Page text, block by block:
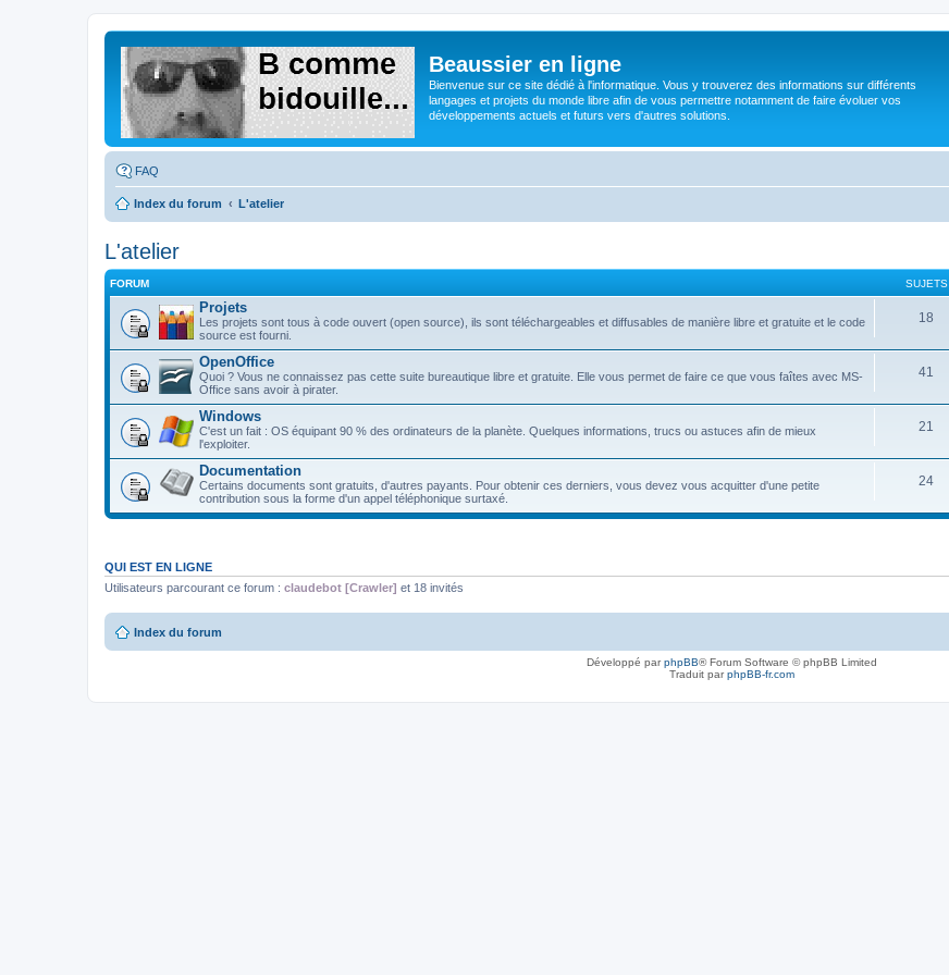
Beaussier en ligne
Bienvenue sur ce site dédié à l'informatique. Vous y trouverez des informations sur différents
langages et projets du monde libre afin de vous permettre notamment de faire évoluer vos
développements actuels et futurs vers d'autres solutions.
FAQ
Index du forum L'atelier
L'atelier
FORUM SUJETS
Projets
Les projets sont tous à code ouvert (open source), ils sont téléchargeables et diffusables de manière libre et gratuite et le code
source est fourni.
18
OpenOffice
Quoi ? Vous ne connaissez pas cette suite bureautique libre et gratuite. Elle vous permet de faire ce que vous faîtes avec MS-
Office sans avoir à pirater.
41
Windows
C'est un fait : OS équipant 90 % des ordinateurs de la planète. Quelques informations, trucs ou astuces afin de mieux
l'exploiter.
21
Documentation
Certains documents sont gratuits, d'autres payants. Pour obtenir ces derniers, vous devez vous acquitter d'une petite
contribution sous la forme d'un appel téléphonique surtaxé.
24
QUI EST EN LIGNE
Utilisateurs parcourant ce forum : claudebot [Crawler] et 18 invités
Index du forum
Développé parphpBB® Forum Software © phpBB Limited
Traduit parphpBB-fr.com